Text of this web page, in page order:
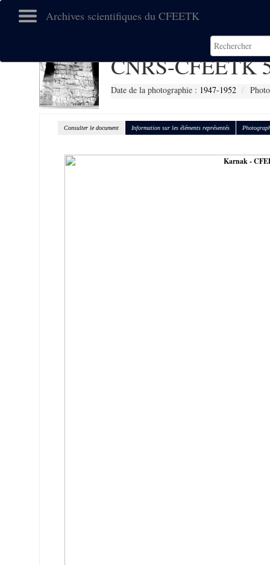
Archives scientifiques du CFEETK
CNRS-CFEETK
Date de la photographie : 1947-1952
Consulter le document Information sur les éléments représentés